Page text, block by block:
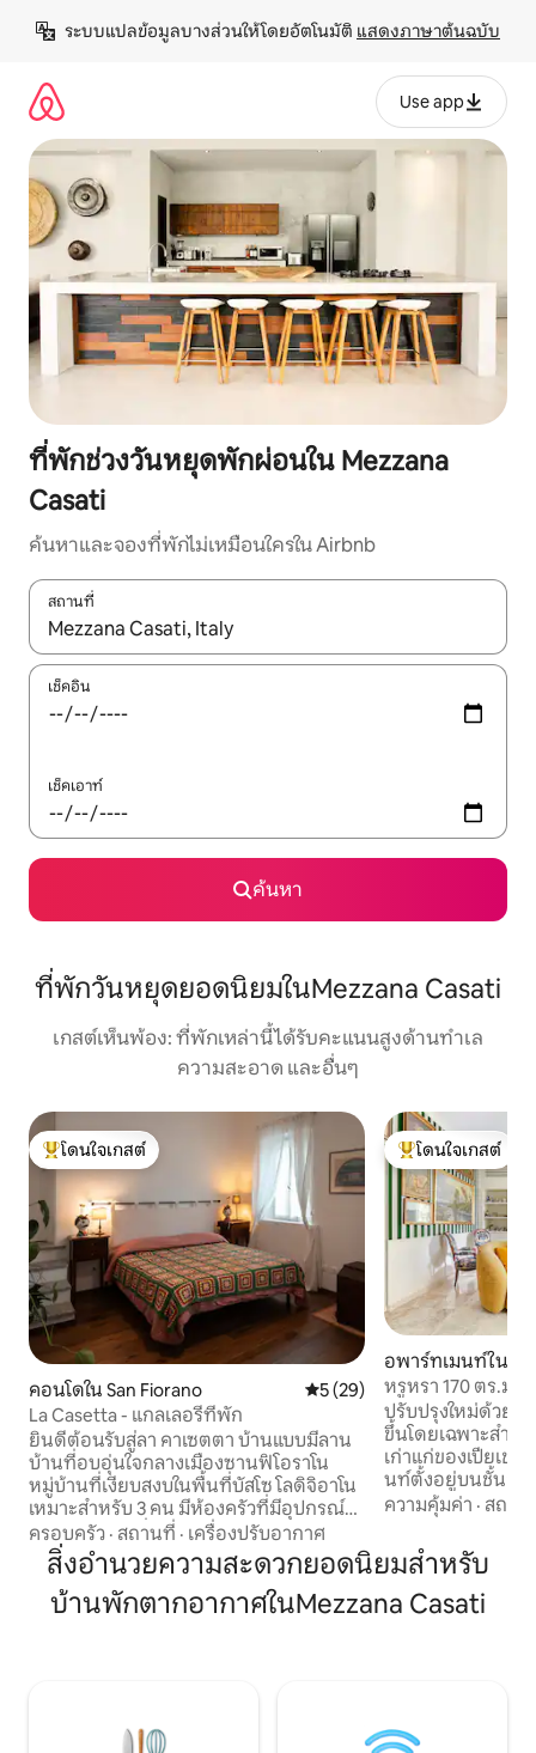
เนื้อหา
ระบบแปลข้อมูลบางส่วนให้โดยอัตโนมัติ แสดงภาษาต้นฉบับ
Use app
ที่พักช่วงวันหยุดพักผ่อนใน Mezzana
Casati
ค้นหาและจองที่พักไม่เหมือนใครใน Airbnb
สถานที่
ใช้ลูกศรขึ้นลง หรือใช้การสัมผัสหรือปัด เพื่อสำรวจผลการค้นหา
เช็คอิน
เช็คเอาท์
ค้นหา
ที่พักวันหยุดยอดนิยมในMezzana Casati
เกสต์เห็นพ้อง: ที่พักเหล่านี้ได้รับคะแนนสูงด้านทำเล
ความสะอาด และอื่นๆ
โดนใจเกสต์ที่สุด
โดนใจเกสต์
คอนโดใน San Fiorano คะแนนเฉลี่ย 5 จาก 5, 29 รีวิว
5 (29)
La Casetta - แกลเลอรีที่พัก
ยินดีต้อนรับสู่ลา คาเซตตา บ้านแบบมีลาน
บ้านที่อบอุ่นใจกลางเมืองซานฟิโอราโน
หมู่บ้านที่เงียบสงบในพื้นที่บัสโซ โลดิจิอาโน
เหมาะสำหรับ 3 คน มีห้องครัวที่มีอุปกรณ์
ครบครัน ห้องนั่งเล่นพร้อมเตียงโซฟา ห้อง
นอนคู่ ห้องน้ำ Wi-Fi และที่จอดรถฟรี อยู่
ใกล้กับสิ่งอำนวยความสะดวกที่จำเป็น
ทั้งหมด เหมาะสำหรับการเข้าพักที่เรียบง่าย
และเป็นธรรมชาติ บ้านหลังนี้ยังเป็นแกลเลอ
ครอบครัว · สถานที่ · เครื่องปรับอากาศ
โดนใจเกสต์ที่สุด
โดนใจเกสต์
อพาร์ทเมนท์ใน เปี
หรูหรา 170 ตร.ม.
ใจกลางเมือง 4 คน
ปรับปรุงใหม่ด้วยก
ขึ้นโดยเฉพาะสำห
เก่าแก่ของเปียเชนซา มี
นท์ตั้งอยู่บนชั้นสอ
ประกอบด้วยเพนท์
และพื้นที่ใช้สอย 150 ต
กรองอากาศตามค
สำหรับผู้ที่มีอาการ
สามารถย้ายไปยัง
ความคุ้มค่า · สถาน
สิ่งอำนวยความสะดวกยอดนิยมสำหรับ
บ้านพักตากอากาศในMezzana Casati